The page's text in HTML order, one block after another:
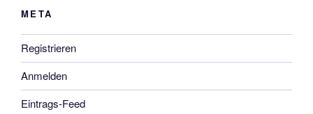
META
Registrieren
Anmelden
Eintrags-Feed